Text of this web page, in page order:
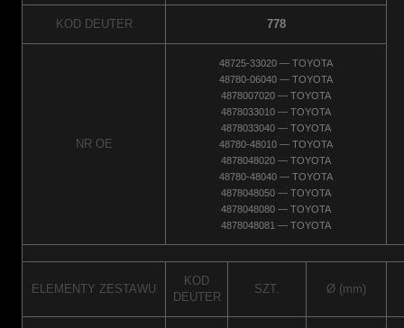
KOD DEUTER 778
NR OE
48725-33020 — TOYOTA
48780-06040 — TOYOTA
4878007020 — TOYOTA
4878033010 — TOYOTA
4878033040 — TOYOTA
48780-48010 — TOYOTA
4878048020 — TOYOTA
48780-48040 — TOYOTA
4878048050 — TOYOTA
4878048080 — TOYOTA
4878048081 — TOYOTA
ELEMENTY ZESTAWU
KOD
DEUTER
SZT. Ø (mm)